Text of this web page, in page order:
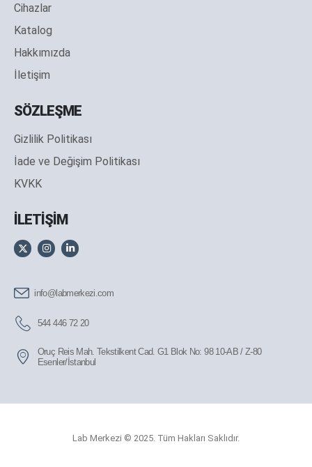
Cihazlar
Katalog
Hakkımızda
İletişim
SÖZLEŞME
Gizlilik Politikası
İade ve Değişim Politikası
KVKK
İLETİŞİM
info@labmerkezi.com
544 446 72 20
Oruç Reis Mah. Tekstilkent Cad. G1 Blok No: 98 10-AB / Z-80
Esenler/İstanbul
Lab Merkezi © 2025. Tüm Hakları Saklıdır.